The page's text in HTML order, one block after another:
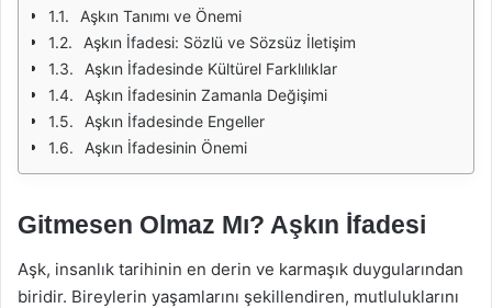
Aşkın Tanımı ve Önemi
Aşkın İfadesi: Sözlü ve Sözsüz İletişim
Aşkın İfadesinde Kültürel Farklılıklar
Aşkın İfadesinin Zamanla Değişimi
Aşkın İfadesinde Engeller
Aşkın İfadesinin Önemi
Gitmesen Olmaz Mı? Aşkın İfadesi
Aşk, insanlık tarihinin en derin ve karmaşık duygularından
biridir. Bireylerin yaşamlarını şekillendiren, mutluluklarını